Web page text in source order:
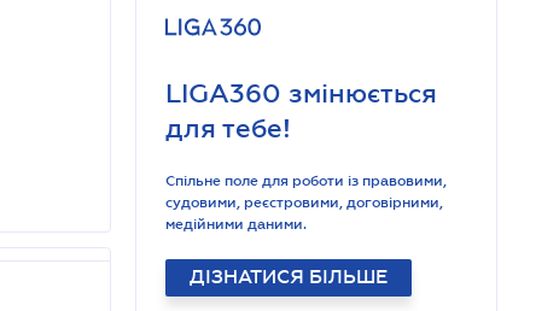
LIGA360 змінюється
для тебе!
Спільне поле для роботи із правовими,
судовими, реєстровими, договірними,
медійними даними.
ДІЗНАТИСЯ БІЛЬШЕ